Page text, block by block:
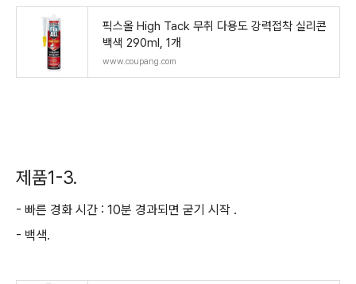
픽스올 High Tack 무취 다용도 강력접착 실리콘
백색 290ml, 1개
www.coupang.com
제품1-3.
- 빠른 경화 시간 : 10분 경과되면 굳기 시작 .
- 백색.